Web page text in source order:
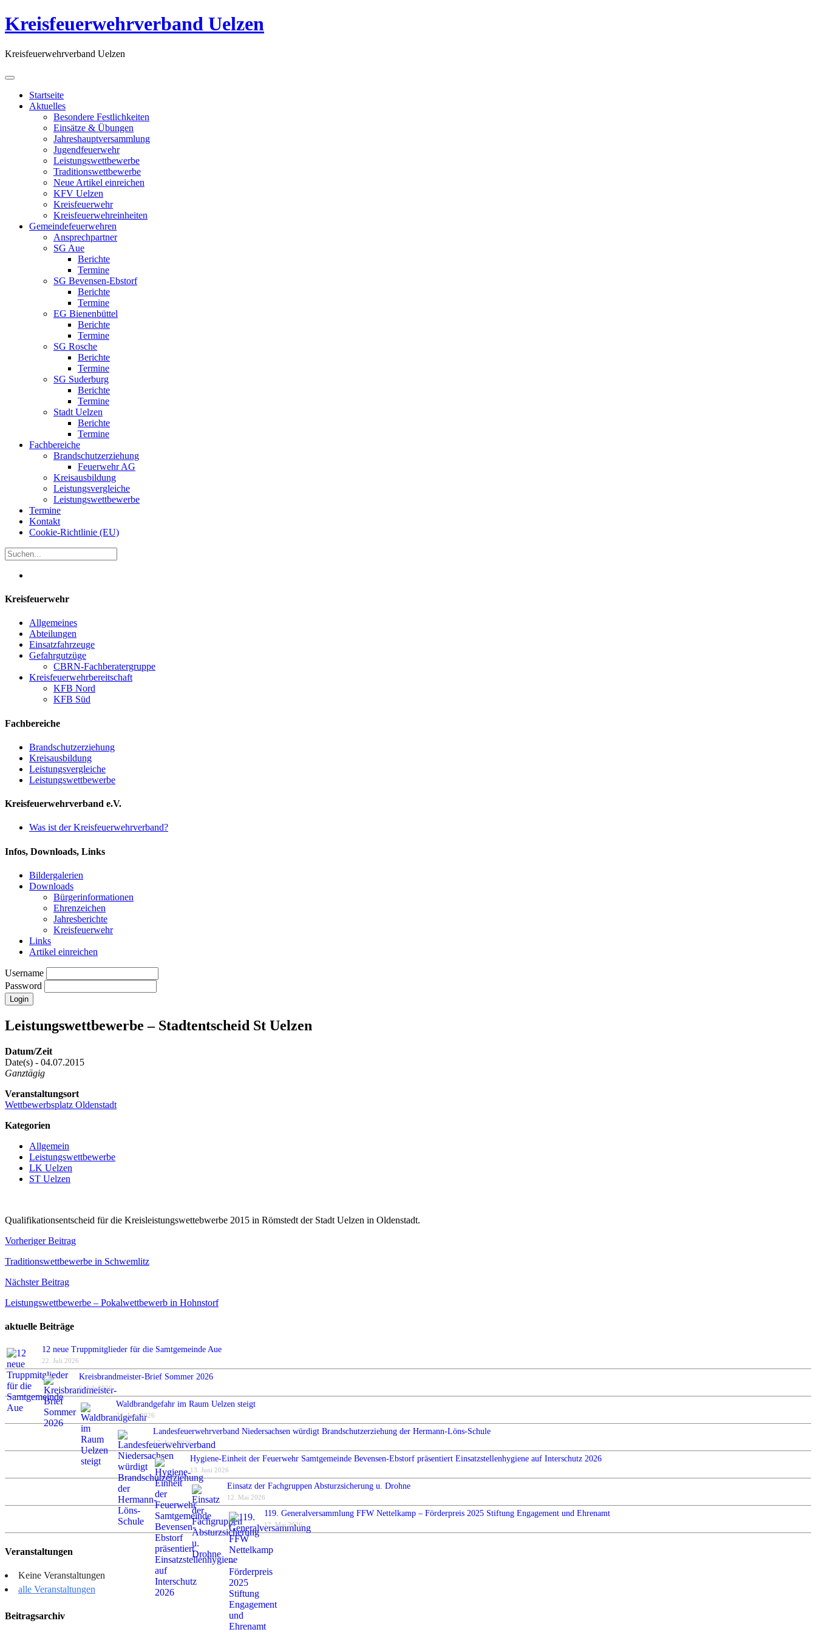
Kreisfeuerwehrverband Uelzen
Kreisfeuerwehrverband Uelzen
Startseite
Aktuelles
Besondere Festlichkeiten
Einsätze & Übungen
Jahreshauptversammlung
Jugendfeuerwehr
Leistungswettbewerbe
Traditionswettbewerbe
Neue Artikel einreichen
KFV Uelzen
Kreisfeuerwehr
Kreisfeuerwehreinheiten
Gemeindefeuerwehren
Ansprechpartner
SG Aue
Berichte
Termine
SG Bevensen-Ebstorf
Berichte
Termine
EG Bienenbüttel
Berichte
Termine
SG Rosche
Berichte
Termine
SG Suderburg
Berichte
Termine
Stadt Uelzen
Berichte
Termine
Fachbereiche
Brandschutzerziehung
Feuerwehr AG
Kreisausbildung
Leistungsvergleiche
Leistungswettbewerbe
Termine
Kontakt
Cookie-Richtlinie (EU)
Kreisfeuerwehr
Allgemeines
Abteilungen
Einsatzfahrzeuge
Gefahrgutzüge
CBRN-Fachberatergruppe
Kreisfeuerwehrbereitschaft
KFB Nord
KFB Süd
Fachbereiche
Brandschutzerziehung
Kreisausbildung
Leistungsvergleiche
Leistungswettbewerbe
Kreisfeuerwehrverband e.V.
Was ist der Kreisfeuerwehrverband?
Infos, Downloads, Links
Bildergalerien
Downloads
Bürgerinformationen
Ehrenzeichen
Jahresberichte
Kreisfeuerwehr
Links
Artikel einreichen
Username
Password
Leistungswettbewerbe – Stadtentscheid St Uelzen
Datum/Zeit
Date(s) - 04.07.2015
Ganztägig
Veranstaltungsort
Wettbewerbsplatz Oldenstadt
Kategorien
Allgemein
Leistungswettbewerbe
LK Uelzen
ST Uelzen
Qualifikationsentscheid für die Kreisleistungswettebwerbe 2015 in Römstedt der Stadt Uelzen in Oldenstadt.
Beitragsnavigation
Vorheriger Beitrag
Traditionswettbewerbe in Schwemlitz
Nächster Beitrag
Leistungswettbewerbe – Pokalwettbewerb in Hohnstorf
aktuelle Beiträge
12 neue Truppmitglieder für die Samtgemeinde Aue
22. Juli 2026
Kreisbrandmeister-Brief Sommer 2026
6. Juli 2026
Waldbrandgefahr im Raum Uelzen steigt
24. Juni 2026
Landesfeuerwehrverband Niedersachsen würdigt Brandschutzerziehung der Hermann-Löns-Schule
17. Juni 2026
Hygiene-Einheit der Feuerwehr Samtgemeinde Bevensen-Ebstorf präsentiert Einsatzstellenhygiene auf Interschutz 2026
13. Juni 2026
Einsatz der Fachgruppen Absturzsicherung u. Drohne
12. Mai 2026
119. Generalversammlung FFW Nettelkamp – Förderpreis 2025 Stiftung Engagement und Ehrenamt
12. Mai 2026
Veranstaltungen
Keine Veranstaltungen
alle Veranstaltungen
Beitragsarchiv